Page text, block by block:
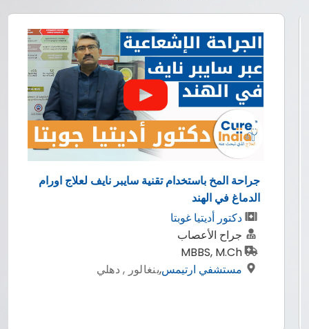
جراحة المخ باستخدام تقنية سايبر نايف لعلاج اورام
الدماغ في الهند
دكتور أديتيا غوبتا
جراح الأعصاب
MBBS, M.Ch
مستشفي ارتيمس,بنغالور , دهلي